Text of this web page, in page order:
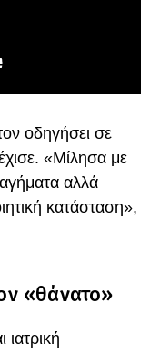
οδηγήσει σε
«Μίλησα με
αλλά
κατάσταση»,
«θάνατο»
ιατρική